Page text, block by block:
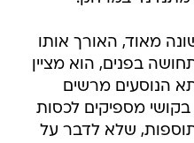
מאוד, האורך אותו
בפנים, הוא מציין
הנוסעים מרשים
מספיקים לכסות
שלא לדבר על